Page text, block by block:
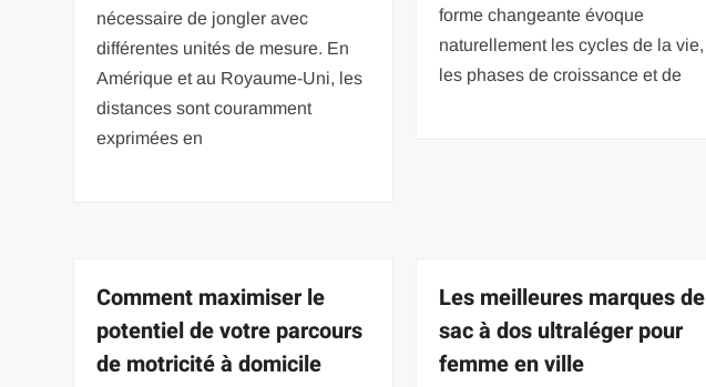
nécessaire de jongler avec
différentes unités de mesure. En
Amérique et au Royaume-Uni, les
distances sont couramment
exprimées en
forme changeante évoque
naturellement les cycles de la vie,
les phases de croissance et de
Comment maximiser le
potentiel de votre parcours
de motricité à domicile
Les meilleures marques de
sac à dos ultraléger pour
femme en ville